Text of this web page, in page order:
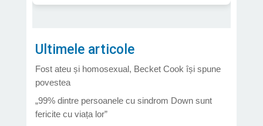
Ultimele articole
Fost ateu și homosexual, Becket Cook își spune
povestea
„99% dintre persoanele cu sindrom Down sunt
fericite cu viața lor”